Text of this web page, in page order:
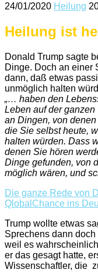
24/01/2020 Heilung
Heilung ist
Donald Trump sagte
Dinge. Doch an einer
dann, daß etwas
unmöglich halten
„… haben den
Leben auf der
an Dingen, von
die Sie selbst heute,
halten würden. Dass
denen Sie hören
Dinge gefunden, von
möglich wären, und
Die ganze Rede von
QlobalChance ins
Trump wollte etwas
Sprechens dann
weil es wahrscheinlich
er das gesagt hatte,
Wissenschaftler, die